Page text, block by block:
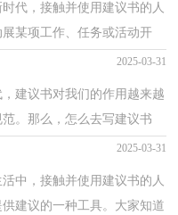
代，接触并使用建议书的人
某项工作、任务或活动开
苦恼吧，下面...
2025-03-31
建议书对我们的作用越来越
。那么，怎么去写建议书
环境建议书，欢迎阅读...2025-03-31
中，接触并使用建议书的人
建议的一种工具。大家知道